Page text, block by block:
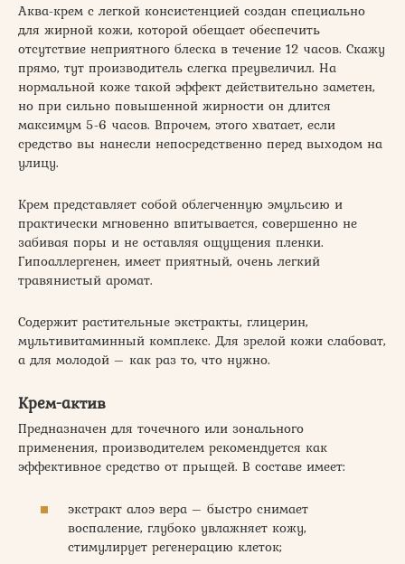
Аква-крем с легкой консистенцией создан специально
для жирной кожи, которой обещает обеспечить
отсутствие неприятного блеска в течение 12 часов. Скажу
прямо, тут производитель слегка преувеличил. На
нормальной коже такой эффект действительно заметен,
но при сильно повышенной жирности он длится
максимум 5-6 часов. Впрочем, этого хватает, если
средство вы нанесли непосредственно перед выходом на
улицу.
Крем представляет собой облегченную эмульсию и
практически мгновенно впитывается, совершенно не
забивая поры и не оставляя ощущения пленки.
Гипоаллергенен, имеет приятный, очень легкий
травянистый аромат.
Содержит растительные экстракты, глицерин,
мультивитаминный комплекс. Для зрелой кожи слабоват,
а для молодой – как раз то, что нужно.
Крем-актив
Предназначен для точечного или зонального
применения, производителем рекомендуется как
эффективное средство от прыщей. В составе имеет:
экстракт алоэ вера – быстро снимает
воспаление, глубоко увлажняет кожу,
стимулирует регенерацию клеток;